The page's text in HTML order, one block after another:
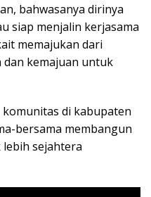
bahwasanya dirinya
siap menjalin kerjasama
memajukan dari
kemajuan untuk
di kabupaten
bersama membangun
sejahtera